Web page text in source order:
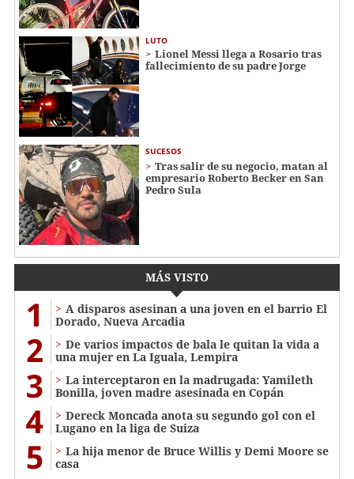
LUTO
Lionel Messi llega a Rosario tras
fallecimiento de su padre Jorge
SUCESOS
Tras salir de su negocio, matan al
empresario Roberto Becker en San
Pedro Sula
MÁS VISTO
1
A disparos asesinan a una joven en el barrio El
Dorado, Nueva Arcadia
2
De varios impactos de bala le quitan la vida a
una mujer en La Iguala, Lempira
3
La interceptaron en la madrugada: Yamileth
Bonilla, joven madre asesinada en Copán
4
Dereck Moncada anota su segundo gol con el
Lugano en la liga de Suiza
5
La hija menor de Bruce Willis y Demi Moore se
casa